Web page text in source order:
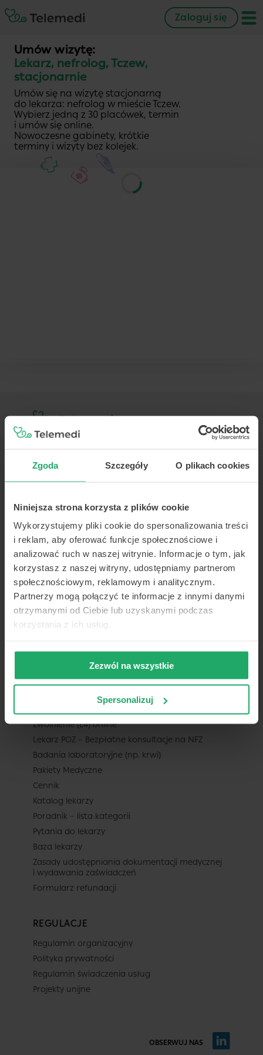
Zgoda Szczegóły O plikach cookies
Niniejsza strona korzysta z plików cookie
Wykorzystujemy pliki cookie do spersonalizowania treści
i reklam, aby oferować funkcje społecznościowe i
analizować ruch w naszej witrynie. Informacje o tym, jak
korzystasz z naszej witryny, udostępniamy partnerom
społecznościowym, reklamowym i analitycznym.
Partnerzy mogą połączyć te informacje z innymi danymi
otrzymanymi od Ciebie lub uzyskanymi podczas
korzystania z ich usług.
Zezwól na wszystkie
Spersonalizuj
Zaloguj się
Umów wizytę:
Lekarz, nefrolog, Tczew,
stacjonarnie
Umów się na wizytę stacjonarną
do lekarza: nefrolog w mieście Tczew.
Wybierz jedną z 30 placówek, termin
i umów się online.
Nowoczesne gabinety, krótkie
terminy i wizyty bez kolejek.
Kariera
Aktualności
Praca dla lekarza
Dla ubezpieczycieli
Współpraca b2b
Badania medycyny pracy
Usługi assistance
Mapa – sieć placówek współpracujących
Konsultacje telemedyczne – czat online
i telekonsultacje / teleporady
Zwolnienie (L4) online
Lekarz POZ – Bezpłatne konsultacje na NFZ
Badania laboratoryjne (np. krwi)
Pakiety Medyczne
Cennik
Katalog lekarzy
Poradnik – lista kategorii
Pytania do lekarzy
Baza lekarzy
Zasady udostępniania dokumentacji medycznej
i wydawania zaświadczeń
Formularz refundacji
REGULACJE
Regulamin organizacyjny
Polityka prywatności
Regulamin świadczenia usług
Projekty unijne
OBSERWUJ NAS